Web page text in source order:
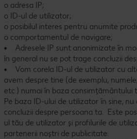
o adresa IP;
o ID-ul de utilizator;
o posibilul interes pentru anumite
o comportamentul de navigare;
• Adresele IP sunt anonimizate în
în general nu se pot trage concluzii
• Vom corela ID-ul de utilizator cu
avem despre tine (de exemplu,
etc.) numai în baza consimțământului
Pe baza ID-ului de utilizator în sine,
concluzii despre persoana ta. Este
ul tău de utilizator și profilurile de
partenerii noștri de publicitate.